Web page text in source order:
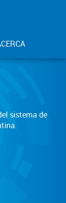
sistema de